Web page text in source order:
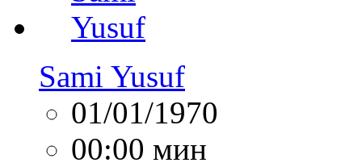
Sami Yusuf
01/01/1970
00:00 мин